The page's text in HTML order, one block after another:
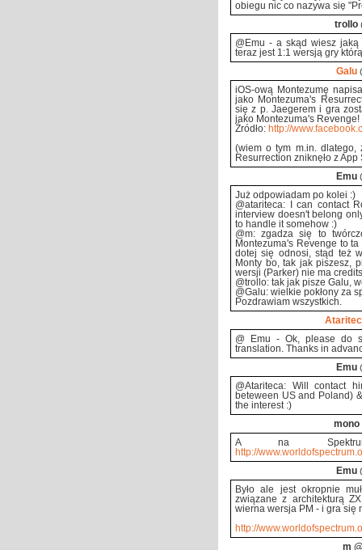
obiegu nic co nazywa się
trollo
@Emu - a skąd wiesz jaką
teraz jest 1:1 wersją gry
Galu
iOS-ową Montezumę
jako Montezuma's
się z p. Jaegerem i gra
jako Montezuma's Revenge!
Źródło: http://
(wiem o tym m.in. dlatego,
Resurrection zniknęło z App
Emu
Już odpowiadam po kolei :)
@atariteca: I can contact
interview doesn't belong
to handle it somehow :)
@m: zgadza się to
Montezuma's Revenge to
dotej się odnosi, stąd też
Monty bo, tak jak piszesz,
wersji (Parker) nie ma
@trollo: tak jak pisze Galu,
@Galu: wielkie pokłony za
Pozdrawiam wszystkich.
@ Emu - Ok, please do
translation. Thanks in
Emu
@Atariteca: Will contact
beteween US and Poland)
the interest :)
mono
A na
http://
Emu
Było ale jest okropnie
związane z architekturą
wierna wersja PM - i gra się
http://
m